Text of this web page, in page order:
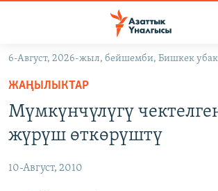
Навигацияга
өтүңүз
Издөөгө
салыңызКЫРГЫЗСТАН
ЭКОНОМИКА
ДҮЙНӨ
БОРБОР АЗИЯ
УКРАИНА
АТАЙЫН ИЛИКТӨӨ
6-Август, 2026-жыл, бейшемби, Бишкек
ЖАҢЫЛЫКТАР
Мүмкүнчүлүгү
жүрүш өткөрүштү
10-Август, 2010